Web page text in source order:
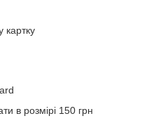
картку
в розмірі 150 грн